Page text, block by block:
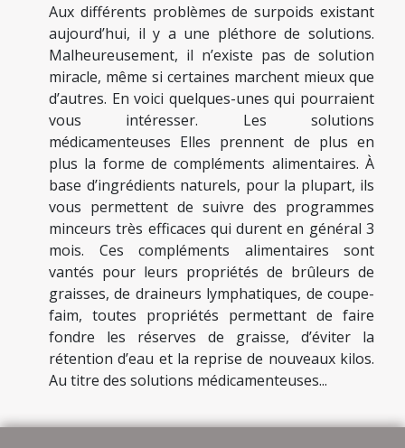
Aux différents problèmes de surpoids existant
aujourd’hui, il y a une pléthore de solutions.
Malheureusement, il n’existe pas de solution
miracle, même si certaines marchent mieux que
d’autres. En voici quelques-unes qui pourraient
vous intéresser. Les solutions
médicamenteuses Elles prennent de plus en
plus la forme de compléments alimentaires. À
base d’ingrédients naturels, pour la plupart, ils
vous permettent de suivre des programmes
minceurs très efficaces qui durent en général 3
mois. Ces compléments alimentaires sont
vantés pour leurs propriétés de brûleurs de
graisses, de draineurs lymphatiques, de coupe-
faim, toutes propriétés permettant de faire
fondre les réserves de graisse, d’éviter la
rétention d’eau et la reprise de nouveaux kilos.
Au titre des solutions médicamenteuses...